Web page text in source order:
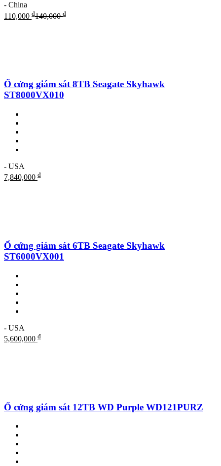
- China
110,000 ₫140,000₫
Ổ cứng giám sát 8TB Seagate Skyhawk
ST8000VX010
- USA
7,840,000 ₫
Ổ cứng giám sát 6TB Seagate Skyhawk
ST6000VX001
- USA
5,600,000 ₫
Ổ cứng giám sát 12TB WD Purple WD121PURZ